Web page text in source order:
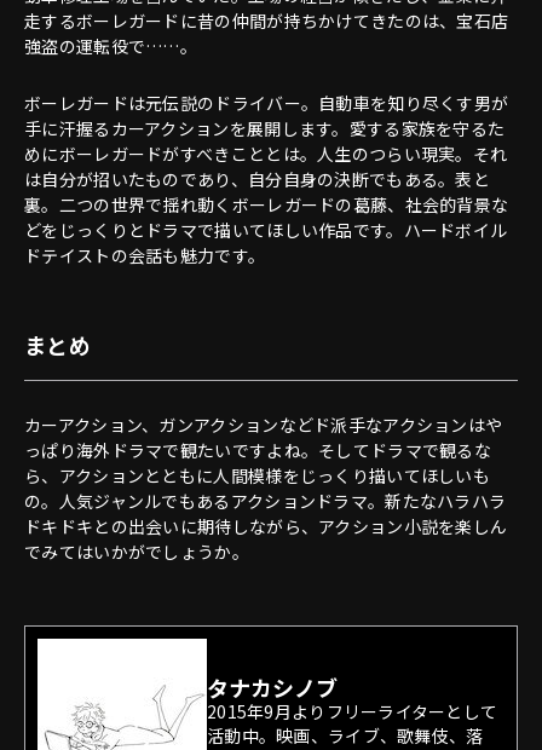
走するボーレガードに昔の仲間が持ちかけてきたのは、宝石店
強盗の運転役で……。
ボーレガードは元伝説のドライバー。自動車を知り尽くす男が
手に汗握るカーアクションを展開します。愛する家族を守るた
めにボーレガードがすべきこととは。人生のつらい現実。それ
は自分が招いたものであり、自分自身の決断でもある。表と
裏。二つの世界で揺れ動くボーレガードの葛藤、社会的背景な
どをじっくりとドラマで描いてほしい作品です。ハードボイル
ドテイストの会話も魅力です。
まとめ
カーアクション、ガンアクションなどド派手なアクションはや
っぱり海外ドラマで観たいですよね。そしてドラマで観るな
ら、アクションとともに人間模様をじっくり描いてほしいも
の。人気ジャンルでもあるアクションドラマ。新たなハラハラ
ドキドキとの出会いに期待しながら、アクション小説を楽しん
でみてはいかがでしょうか。
タナカシノブ
2015年9月よりフリーライターとして
活動中。映画、ライブ、歌舞伎、落